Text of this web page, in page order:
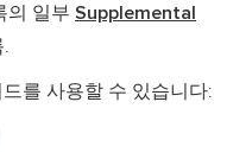
의 일부 Supplemental
를 사용할 수 있습니다: